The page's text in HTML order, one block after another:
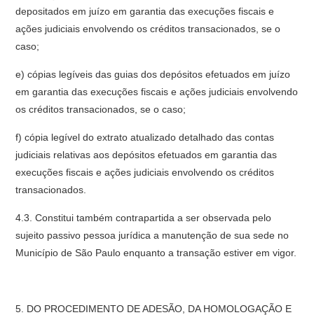
depositados em juízo em garantia das execuções fiscais e
ações judiciais envolvendo os créditos transacionados, se o
caso;
e) cópias legíveis das guias dos depósitos efetuados em juízo
em garantia das execuções fiscais e ações judiciais envolvendo
os créditos transacionados, se o caso;
f) cópia legível do extrato atualizado detalhado das contas
judiciais relativas aos depósitos efetuados em garantia das
execuções fiscais e ações judiciais envolvendo os créditos
transacionados.
4.3. Constitui também contrapartida a ser observada pelo
sujeito passivo pessoa jurídica a manutenção de sua sede no
Município de São Paulo enquanto a transação estiver em vigor.
5. DO PROCEDIMENTO DE ADESÃO, DA HOMOLOGAÇÃO E